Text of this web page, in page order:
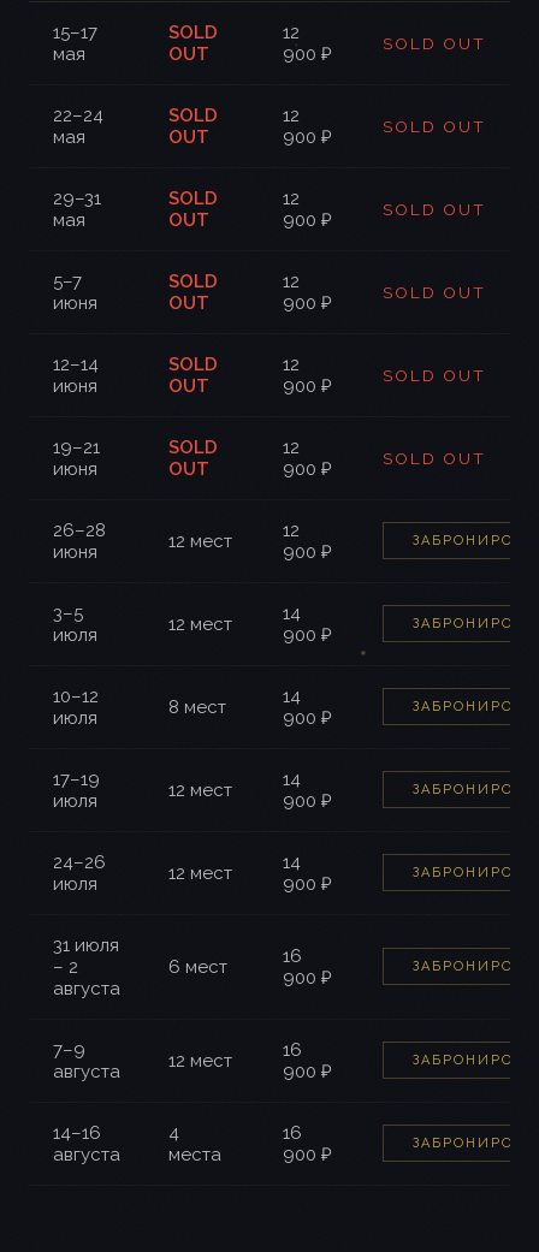
15–17
мая
SOLD
OUT
12
900 ₽
SOLD OUT
22–24
мая
SOLD
OUT
12
900 ₽
SOLD OUT
29–31
мая
SOLD
OUT
12
900 ₽
SOLD OUT
5–7
июня
SOLD
OUT
12
900 ₽
SOLD OUT
12–14
июня
SOLD
OUT
12
900 ₽
SOLD OUT
19–21
июня
SOLD
OUT
12
900 ₽
SOLD OUT
26–28
июня
12 мест
12
900 ₽
3–5
июля
12 мест
14
900 ₽
10–12
июля
8 мест
14
900 ₽
17–19
июля
12 мест
14
900 ₽
24–26
июля
12 мест
14
900 ₽
31 июля
– 2
августа
6 мест
16
900 ₽
7–9
августа
12 мест
16
900 ₽
14–16
августа
4
места
16
900 ₽